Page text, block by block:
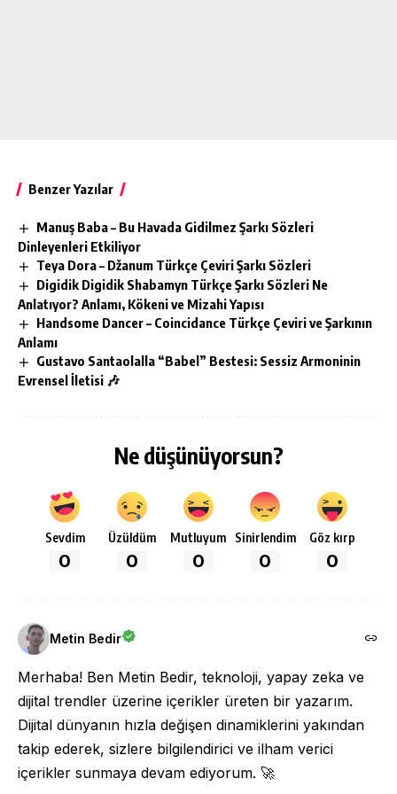
Benzer Yazılar
Manuş Baba – Bu Havada Gidilmez Şarkı Sözleri
Dinleyenleri Etkiliyor
Teya Dora – Džanum Türkçe Çeviri Şarkı Sözleri
Digidik Digidik Shabamyn Türkçe Şarkı Sözleri Ne
Anlatıyor? Anlamı, Kökeni ve Mizahi Yapısı
Handsome Dancer – Coincidance Türkçe Çeviri ve Şarkının
Anlamı
Gustavo Santaolalla “Babel” Bestesi: Sessiz Armoninin
Evrensel İletisi 🎶
Ne düşünüyorsun?
Sevdim
0
Üzüldüm
0
Mutluyum
0
Sinirlendim
0
Göz kırp
0
Metin Bedir
Merhaba! Ben Metin Bedir, teknoloji, yapay zeka ve
dijital trendler üzerine içerikler üreten bir yazarım.
Dijital dünyanın hızla değişen dinamiklerini yakından
takip ederek, sizlere bilgilendirici ve ilham verici
içerikler sunmaya devam ediyorum. 🚀